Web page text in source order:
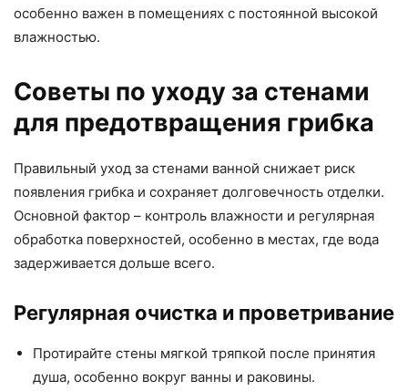
особенно важен в помещениях с постоянной высокой
влажностью.
Советы по уходу за стенами
для предотвращения грибка
Правильный уход за стенами ванной снижает риск
появления грибка и сохраняет долговечность отделки.
Основной фактор – контроль влажности и регулярная
обработка поверхностей, особенно в местах, где вода
задерживается дольше всего.
Регулярная очистка и проветривание
Протирайте стены мягкой тряпкой после принятия
душа, особенно вокруг ванны и раковины.